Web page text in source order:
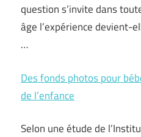
question s’invite dans
âge l’expérience devient-
…
Des fonds photos pour
de l’enfance
Selon une étude de